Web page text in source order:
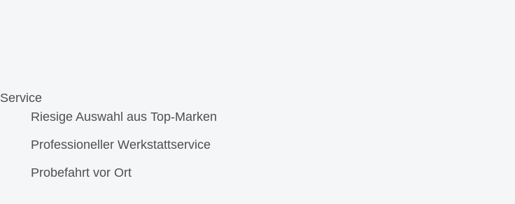
Service
Riesige Auswahl aus Top-Marken
Professioneller Werkstattservice
Probefahrt vor Ort